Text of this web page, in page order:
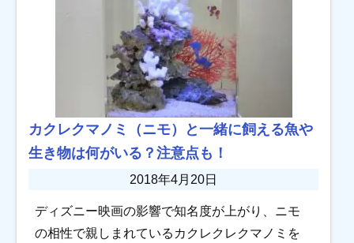
カクレクマノミ（ニモ）と一緒に飼える魚や
生き物は何がいる？注意点も！
2018年4月20日
ディズニー映画の影響で知名度が上がり、ニモ
の相性で親しまれているカクレクレクマノミを